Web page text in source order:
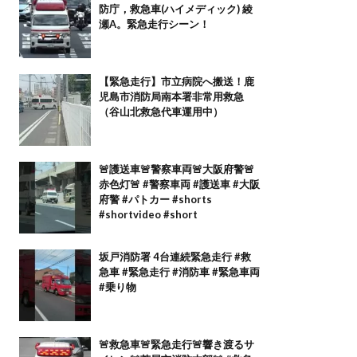
防庁，救急車(ハイメディック) 綾
瀬A。緊急走行シーン！
【緊急走行】市立病院へ搬送！鹿
児島市消防局南本署非常用救急
（谷山北救急代車運用中）
🚨護送車🚨警察車両🚨大阪府警🚨
赤色灯🚨 #警察車両 #護送車 #大阪
府警 #パトカー #shorts
#shortvideo #short
坂戸消防署 4台連続緊急走行 #救
急車 #緊急走行 #消防車 #緊急車両
#乗り物
🚨救急車🚨緊急走行🚨響き渡るサ